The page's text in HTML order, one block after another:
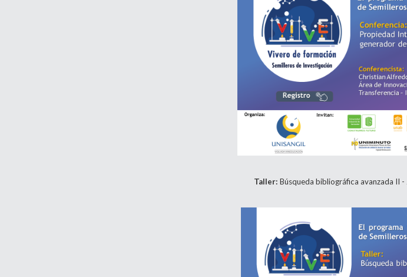
Taller: Búsqueda bibliográfica avanzada II